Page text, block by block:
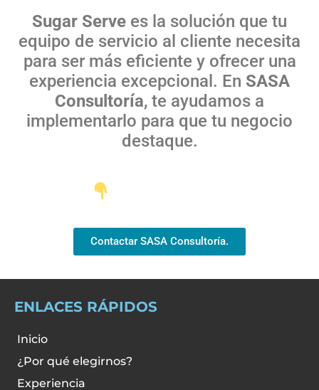
Sugar Serve es la solución que tu
equipo de servicio al cliente necesita
para ser más eficiente y ofrecer una
experiencia excepcional. En SASA
Consultoría, te ayudamos a
implementarlo para que tu negocio
destaque.
Contactar SASA Consultoría.
ENLACES RÁPIDOS
Inicio
¿Por qué elegirnos?
Experiencia